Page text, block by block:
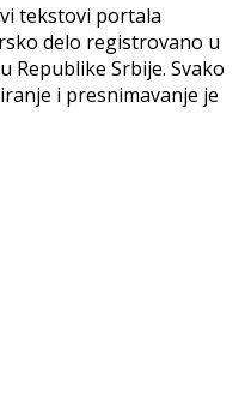
tekstovi portala
delo registrovano u
Republike Srbije. Svako
i presnimavanje je